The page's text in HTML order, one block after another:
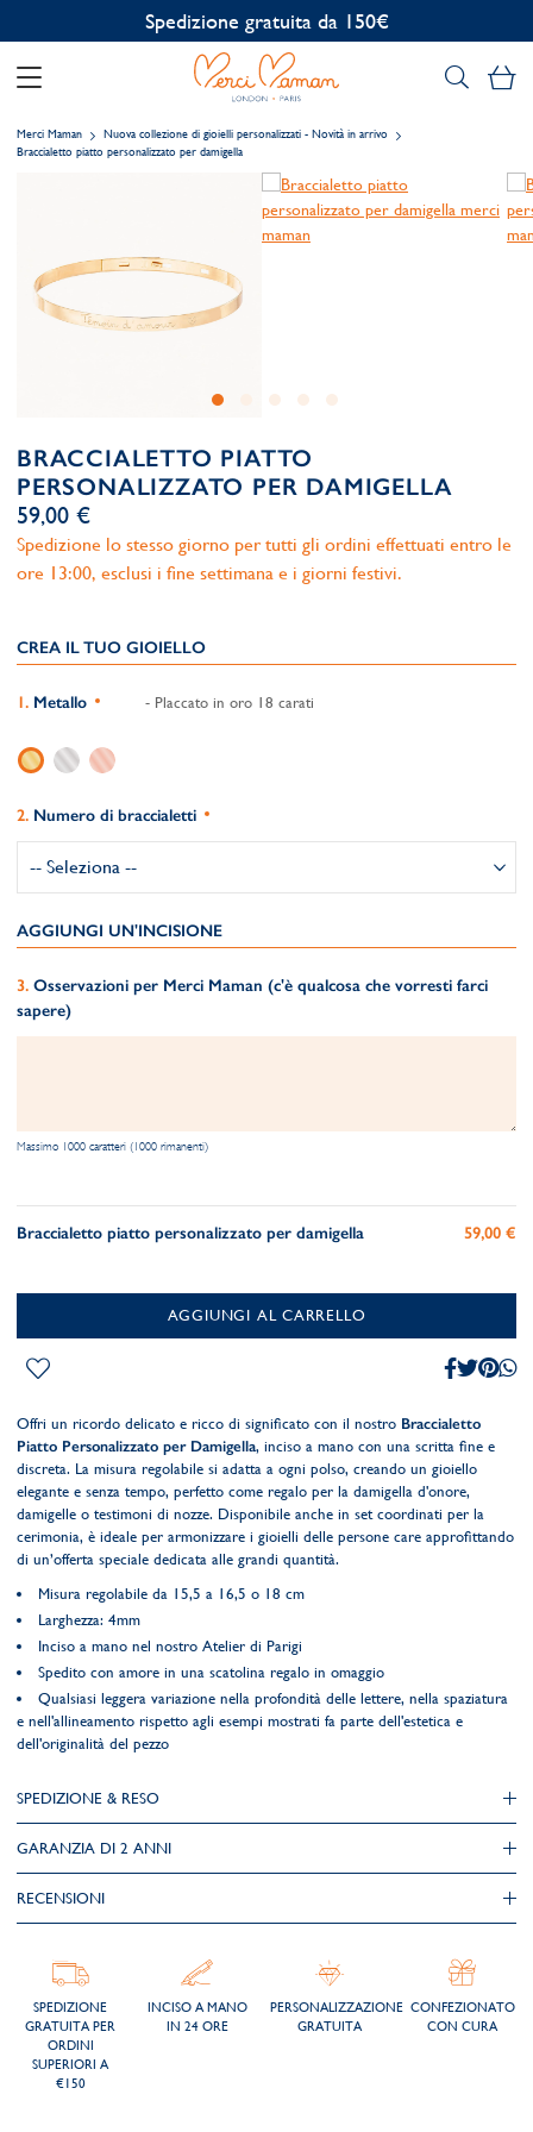
Personalizzazione gratuita
Il
Merci Maman
Nuova collezione di gioielli personalizzati - Novità in arrivo
Braccialetto piatto personalizzato per damigella
BRACCIALETTO PIATTO
PERSONALIZZATO PER DAMIGELLA
59,00 €
Spedizione lo stesso giorno per tutti gli ordini effettuati entro le
ore 13:00, esclusi i fine settimana e i giorni festivi.
CREA IL TUO GIOIELLO
Metallo - Placcato in oro 18 carati
Numero di braccialetti
AGGIUNGI UN'INCISIONE
Osservazioni per Merci Maman (c'è qualcosa che vorresti farci
sapere)
Massimo 1000 caratteri (1000 rimanenti)
Braccialetto piatto personalizzato per damigella 59,00 €
AGGIUNGI AL CARRELLO
Offri un ricordo delicato e ricco di significato con il nostro Braccialetto
Piatto Personalizzato per Damigella, inciso a mano con una scritta fine e
discreta. La misura regolabile si adatta a ogni polso, creando un gioiello
elegante e senza tempo, perfetto come regalo per la damigella d'onore,
damigelle o testimoni di nozze. Disponibile anche in set coordinati per la
cerimonia, è ideale per armonizzare i gioielli delle persone care approfittando
di un’offerta speciale dedicata alle grandi quantità.
Misura regolabile da 15,5 a 16,5 o 18 cm
Larghezza: 4mm
Inciso a mano nel nostro Atelier di Parigi
Spedito con amore in una scatolina regalo in omaggio
Qualsiasi leggera variazione nella profondità delle lettere, nella spaziatura
e nell'allineamento rispetto agli esempi mostrati fa parte dell'estetica e
dell'originalità del pezzo
SPEDIZIONE & RESO
GARANZIA DI 2 ANNI
RECENSIONI
SPEDIZIONE
GRATUITA PER
ORDINI
SUPERIORI A
€150
INCISO A MANO
IN 24 ORE
PERSONALIZZAZIONE
GRATUITA
CONFEZIONATO
CON CURA